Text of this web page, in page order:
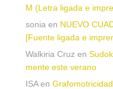
M (Letra ligada e
sonia en NUEVO
[Fuente ligada e
Walkiria Cruz en
mente este verano
ISAen